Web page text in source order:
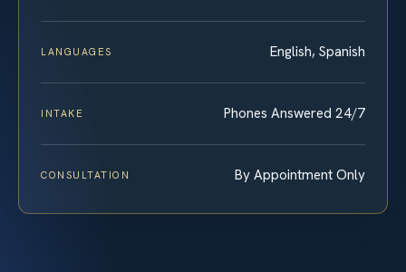
LANGUAGES English, Spanish
INTAKE Phones Answered 24/7
CONSULTATION By Appointment Only